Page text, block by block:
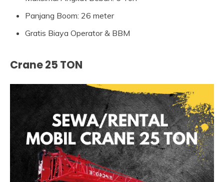
Panjang Boom: 26 meter
Gratis Biaya Operator & BBM
Crane 25 TON